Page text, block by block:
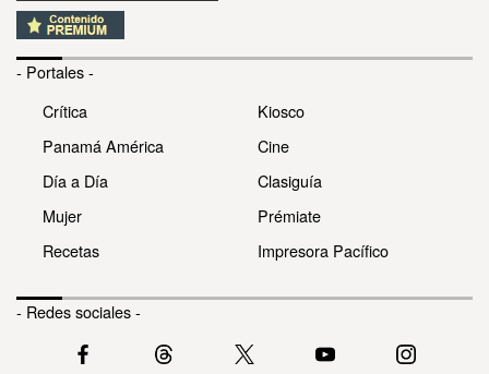
- Portales -
Crítica
Panamá América
Día a Día
Mujer
Recetas
Kiosco
Cine
Clasiguía
Prémiate
Impresora Pacífico
- Redes sociales -